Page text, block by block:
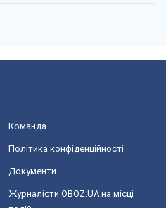
Команда
Політика конфіденційності
Документи
Журналісти OBOZ.UA на місці